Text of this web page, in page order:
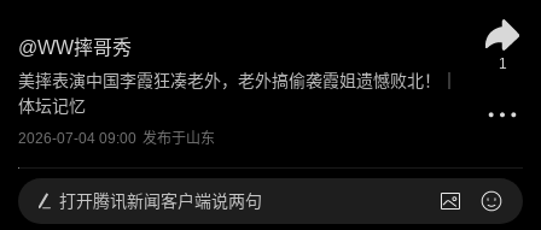
@WW摔哥秀
美摔表演中国李霞狂凑老外，老外搞偷袭霞姐遗憾败北！｜
体坛记忆
2026-07-04 09:00 发布于山东
1
打开腾讯新闻客户端说两句